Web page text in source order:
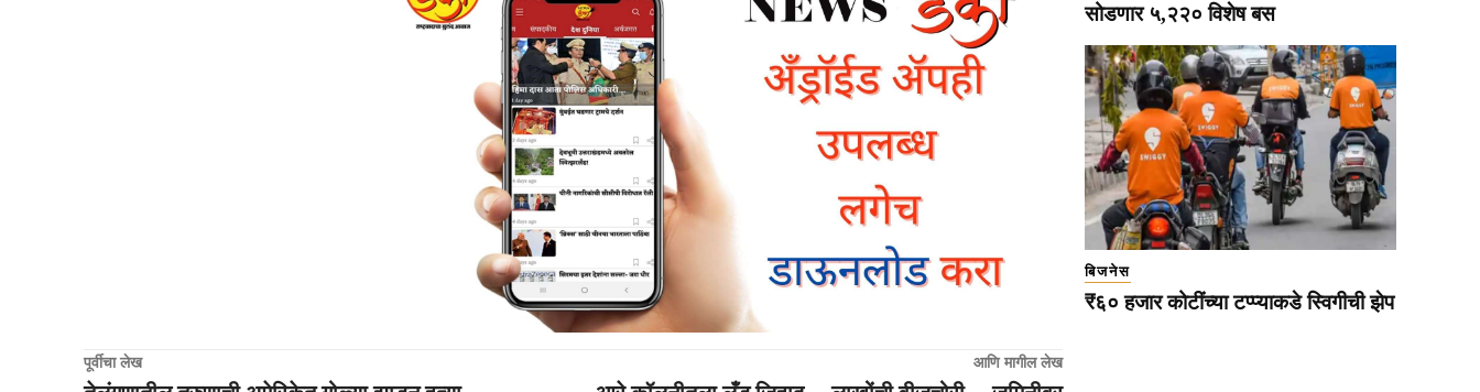
पूर्वीचा लेख आणि मागील लेख
सोडणार ५,२२० विशेष बस
बिजनेस
₹६० हजार कोटींच्या टप्प्याकडे स्विगीची झेप